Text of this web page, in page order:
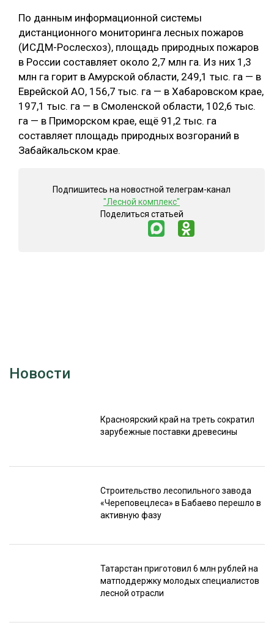
По данным информационной системы
дистанционного мониторинга лесных пожаров
(ИСДМ-Рослесхоз), площадь природных пожаров
в России составляет около 2,7 млн га. Из них 1,3
млн га горит в Амурской области, 249,1 тыс. га — в
Еврейской АО, 156,7 тыс. га — в Хабаровском крае,
197,1 тыс. га — в Смоленской области, 102,6 тыс.
га — в Приморском крае, ещё 91,2 тыс. га
составляет площадь природных возгораний в
Забайкальском крае.
Подпишитесь на новостной телеграм-канал
"Лесной комплекс"
Поделиться статьей
Новости
Красноярский край на треть сократил
зарубежные поставки древесины
Строительство лесопильного завода
«Череповецлеса» в Бабаево перешло в
активную фазу
Татарстан приготовил 6 млн рублей на
матподдержку молодых специалистов
лесной отрасли